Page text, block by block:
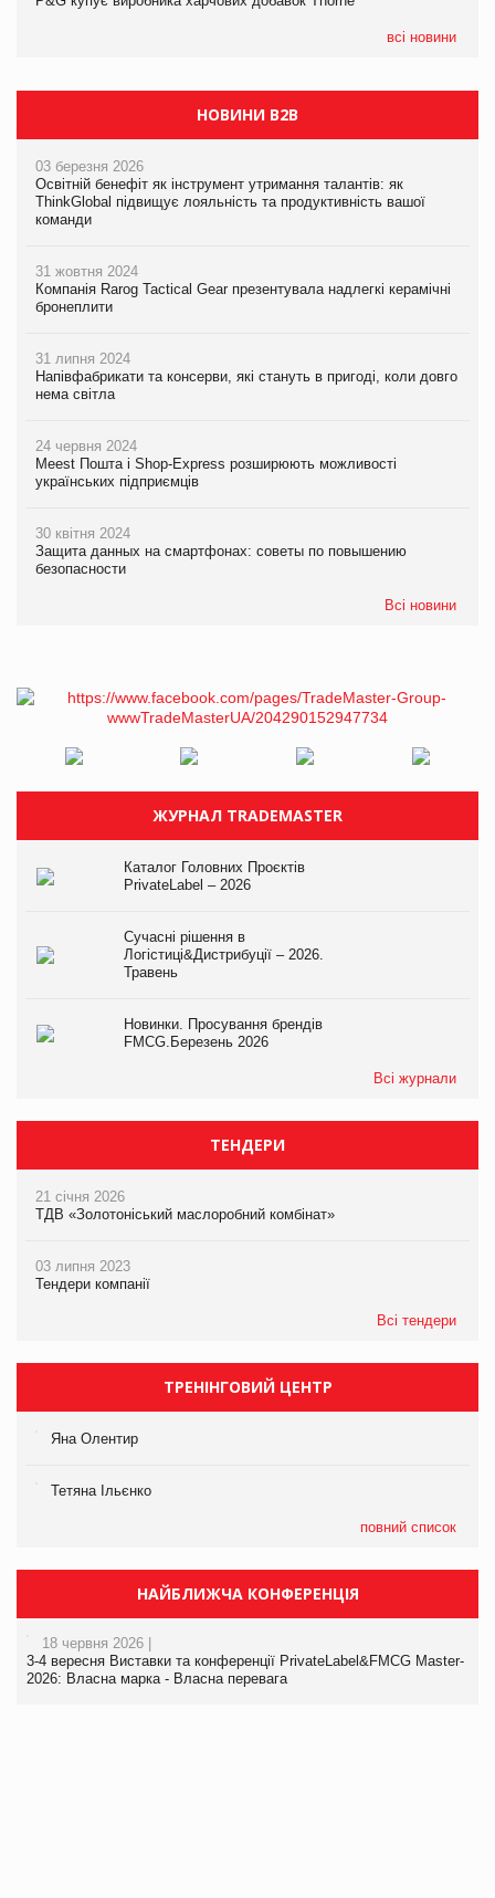
всі новини
НОВИНИ B2B
03 березня 2026
Освітній бенефіт як інструмент утримання талантів: як
ThinkGlobal підвищує лояльність та продуктивність вашої
команди
31 жовтня 2024
Компанія Rarog Tactical Gear презентувала надлегкі керамічні
бронеплити
31 липня 2024
Напівфабрикати та консерви, які стануть в пригоді, коли довго
нема світла
24 червня 2024
Meest Пошта і Shop-Express розширюють можливості
українських підприємців
30 квітня 2024
Защита данных на смартфонах: советы по повышению
безопасности
Всі новини
ЖУРНАЛ TRADEMASTER
Каталог Головних Проєктів
PrivateLabel – 2026
Сучасні рішення в
Логістиці&Дистрибуції – 2026.
Травень
Новинки. Просування брендів
FMCG.Березень 2026
Всі журнали
ТЕНДЕРИ
21 січня 2026
ТДВ «Золотоніський маслоробний комбінат»
03 липня 2023
Тендери компанії
Всі тендери
ТРЕНІНГОВИЙ ЦЕНТР
Яна Олентир
Тетяна Ільєнко
повний список
НАЙБЛИЖЧА КОНФЕРЕНЦІЯ
18 червня 2026 |
3-4 вересня Виставки та конференції PrivateLabel&FMCG Master-
2026: Власна марка - Власна перевага